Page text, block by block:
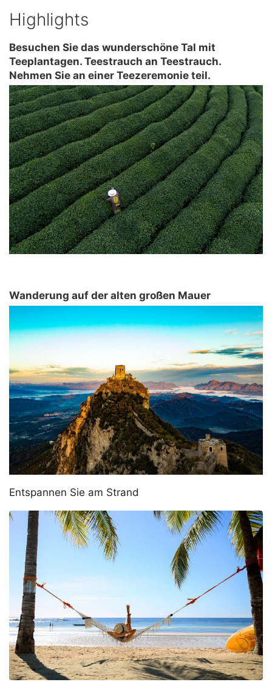
Highlights
Besuchen Sie das wunderschöne Tal mit
Teeplantagen. Teestrauch an Teestrauch.
Nehmen Sie an einer Teezeremonie teil.
Wanderung auf der alten großen Mauer
Entspannen Sie am Strand